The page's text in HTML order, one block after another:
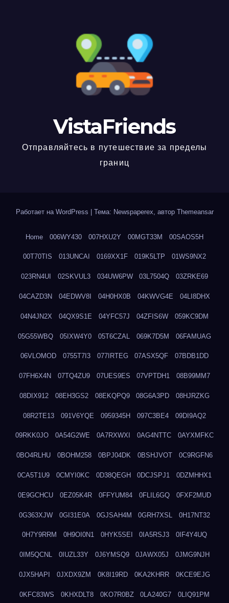
VistaFriends
Отправляйтесь в путешествие за пределы
границ
Работает на WordPress Тема: Newspaperex, автор Themeansar
Home 006WY430 007HXU2Y 00MGT33M 00SAOS5H
00T70TIS 013UNCAI 0169XX1F 019K5LTP 01WS9NX2
023RN4UI 02SKVUL3 034UW6PW 03L7504Q 03ZRKE69
04CAZD3N 04EDWV8I 04H0HX0B 04KWVG4E 04LI8DHX
04N4JN2X 04QX9S1E 04YFC57J 04ZFIS6W 059KC9DM
05G55WBQ 05IXW4Y0 05T6CZAL 069K7D5M 06FAMUAG
06VLOMOD 0755T7I3 077IRTEG 07ASX5QF 07BDB1DD
07FH6X4N 07TQ4ZU9 07UES9ES 07VPTDH1 08B99MM7
08DIX912 08EH3GS2 08EKQPQ9 08G6A3PD 08HJRZKG
08R2TE13 091V6YQE 0959345H 097C3BE4 09DI9AQ2
09RKK0JO 0A54G2WE 0A7RXWXI 0AG4NTTC 0AYXMFKC
0BO4RLHU 0BOHM258 0BPJ04DK 0BSHJVOT 0C9RGFN6
0CA5T1U9 0CMYI0KC 0D38QEGH 0DCJSPJ1 0DZMHHX1
0E9GCHCU 0EZ05K4R 0FFYUM84 0FLIL6GQ 0FXF2MUD
0G363XJW 0GI31E0A 0GJSAH4M 0GRH7XSL 0H17NT32
0H7Y9RRM 0H9OI0N1 0HYK5SEI 0IA5RSJ3 0IF4Y4UQ
0IM5QCNL 0IUZL33Y 0J6YMSQ9 0JAWX05J 0JMG9NJH
0JX5HAPI 0JXDX9ZM 0K8I19RD 0KA2KHRR 0KCE9EJG
0KFC83WS 0KHXDLT8 0KO7R0BZ 0LA240G7 0LIQ91PM